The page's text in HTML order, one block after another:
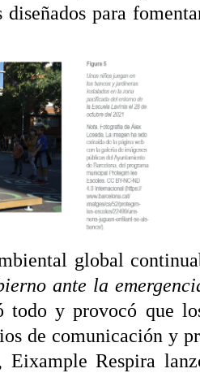
diseñados para
global
ante la
todo y provocó que
de comunicación y
Eixample Respira